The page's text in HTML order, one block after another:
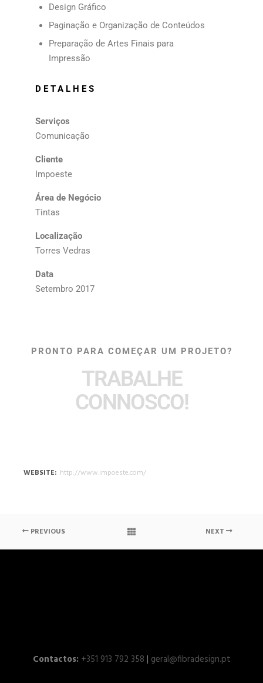
Design Gráfico
Paginação e Organização de Conteúdos
Preparação de Artes Finais para
Impressão
DETALHES
Serviços
Comunicação
Cliente
Impoeste
Área de Negócio
Tintas
Localização
Torres Vedras
Data
Setembro 2017
PRONTO PARA COMEÇAR UM PROJETO?
TRABALHE
CONNOSCO!
WEBSITE http://www.impoeste.com/
PREVIOUS NEXT
Contactos: +351 913 792 358 | geral@fibradesign.pt